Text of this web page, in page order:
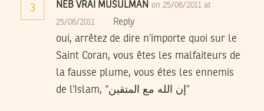
3 NEB VRAI MUSULMAN on 25/06/2011 at
25/06/2011 Reply
oui, arrêtez de dire n’importe quoi sur le
Saint Coran, vous êtes les malfaiteurs de
la fausse plume, vous étes les ennemis
de l’Islam, “إن الله مع المتقين”